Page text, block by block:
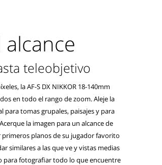
teleobjetivo
la AF-S DX NIKKOR 18-140mm
en todo el rango de zoom. Aleje la
para tomas grupales, paisajes y para
la imagen para un alcance de
planos de su jugador favorito
similares a las que ve y vistas medias
para fotografiar todo lo que encuentre